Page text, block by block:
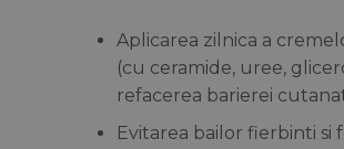
Aplicarea zilnica a
(cu ceramide, uree,
refacerea barierei
Evitarea bailor fierbinti si